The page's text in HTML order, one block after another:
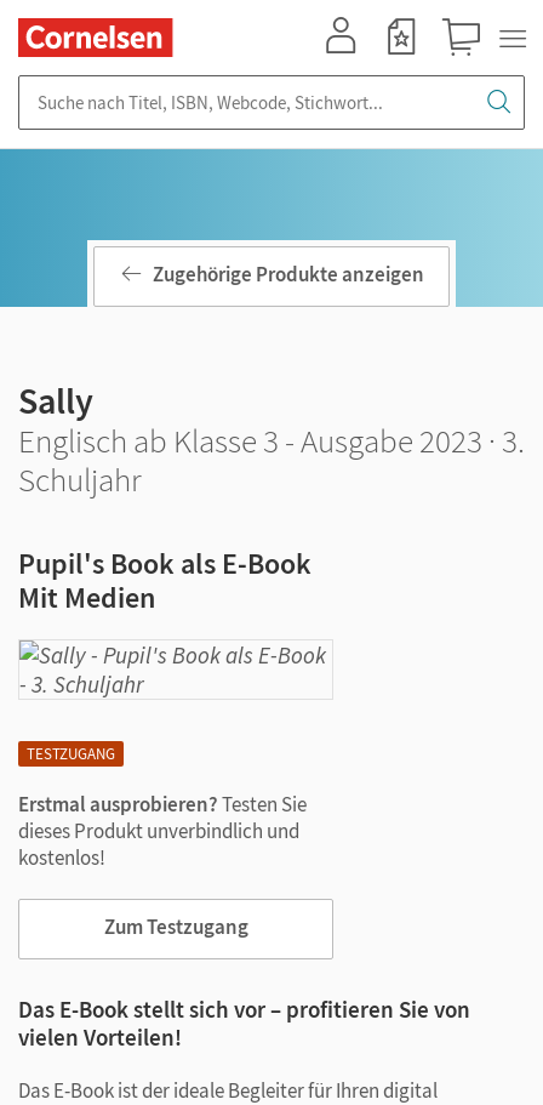
TESTZUGANG
Erstmal ausprobieren?Testen Sie
dieses Produkt unverbindlich und
kostenlos!
Zum Testzugang
Zugehörige Produkte anzeigen
Sally
Englisch ab Klasse 3 - Ausgabe 2023 · 3.
Schuljahr
Pupil's Book als E-Book
Mit Medien
Das E-Book stellt sich vor – profitieren Sie von
vielen Vorteilen!
Das E-Book ist der ideale Begleiter für Ihren digital